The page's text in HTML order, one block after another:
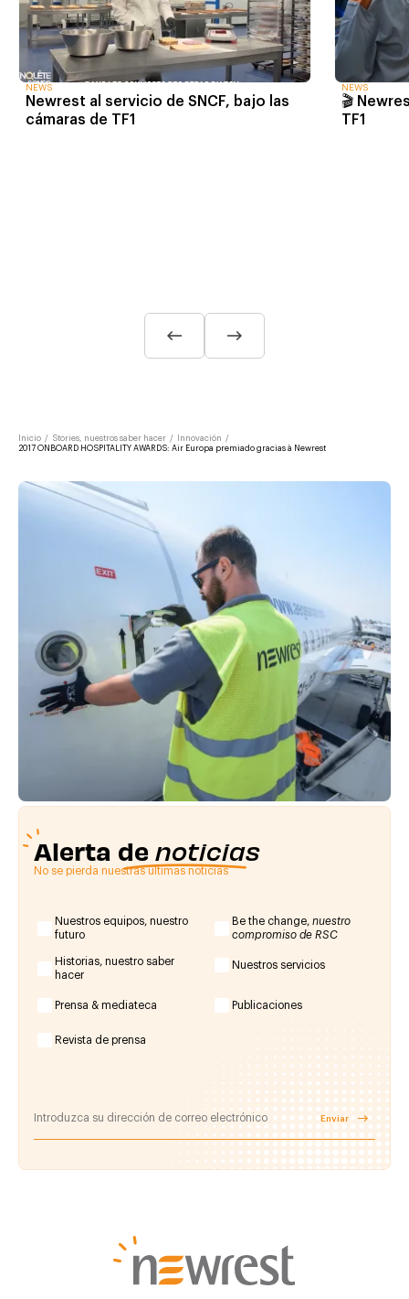
NEWS
Newrest al servicio de SNCF, bajo las
cámaras de TF1
NEWS
🎬
TF1
Inicio / Stories, nuestros saber hacer / Innovación
/
2017 ONBOARD HOSPITALITY AWARDS: Air Europa premiado gracias à Newrest
Alerta de noticias
No se pierda nuestras últimas noticias
Nuestros equipos, nuestro
futuro
Be the change, nuestro
compromiso de RSC
Historias, nuestro saber
hacer
Nuestros servicios
Prensa & mediateca Publicaciones
Revista de prensa
Enviar